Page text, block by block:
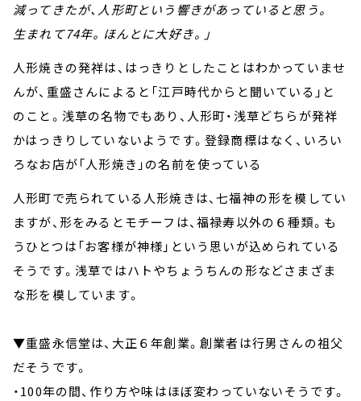
減ってきたが、人形町という響きがあっていると思う。
生まれて74年。ほんとに大好き。」
人形焼きの発祥は、はっきりとしたことはわかっていませ
んが、重盛さんによると「江戸時代からと聞いている」と
のこと。浅草の名物でもあり、人形町・浅草どちらが発祥
かはっきりしていないようです。登録商標はなく、いろい
ろなお店が「人形焼き」の名前を使っている
人形町で売られている人形焼きは、七福神の形を模してい
ますが、形をみるとモチーフは、福禄寿以外の６種類。も
うひとつは「お客様が神様」という思いが込められている
そうです。浅草ではハトやちょうちんの形などさまざま
な形を模しています。
▼重盛永信堂は、大正６年創業。創業者は行男さんの祖父
だそうです。
・100年の間、作り方や味はほぼ変わっていないそうです。